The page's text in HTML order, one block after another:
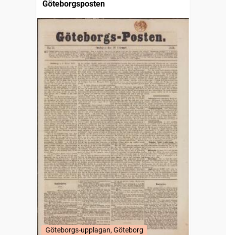
Göteborgsposten
Göteborgs-upplagan, Göteborg